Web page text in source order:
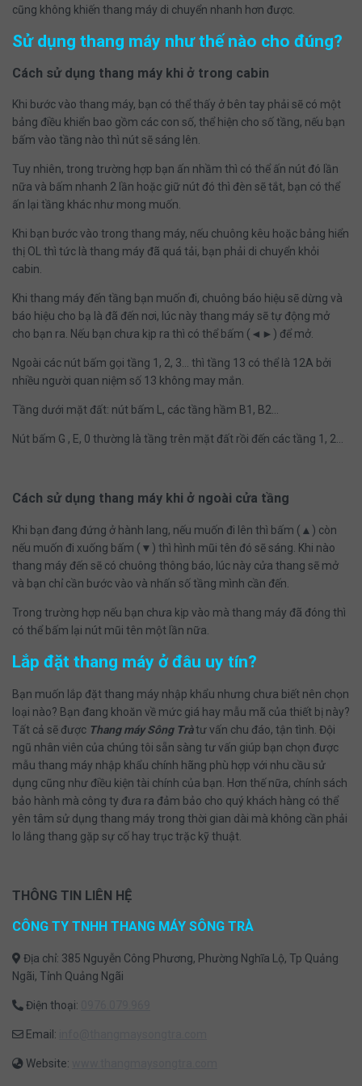
cũng không khiến thang máy di chuyển nhanh hơn được.
Sử dụng thang máy như thế nào cho đúng?
Cách sử dụng thang máy khi ở trong cabin
Khi bước vào thang máy, bạn có thể thấy ở bên tay phải sẽ có một
bảng điều khiển bao gồm các con số, thể hiện cho số tầng, nếu bạn
bấm vào tầng nào thì nút sẽ sáng lên.
Tuy nhiên, trong trường hợp bạn ấn nhầm thì có thể ấn nút đó lần
nữa và bấm nhanh 2 lần hoặc giữ nút đó thì đèn sẽ tắt, bạn có thể
ấn lại tầng khác như mong muốn.
Khi bạn bước vào trong thang máy, nếu chuông kêu hoặc bảng hiển
thị OL thì tức là thang máy đã quá tải, bạn phải di chuyển khỏi
cabin.
Khi thang máy đến tầng bạn muốn đi, chuông báo hiệu sẽ dừng và
báo hiệu cho bạ là đã đến nơi, lúc này thang máy sẽ tự động mở
cho bạn ra. Nếu bạn chưa kịp ra thì có thể bấm (◄►) để mở.
Ngoài các nút bấm gọi tầng 1, 2, 3… thì tầng 13 có thể là 12A bởi
nhiều người quan niệm số 13 không may mắn.
Tầng dưới mặt đất: nút bấm L, các tầng hầm B1, B2…
Nút bấm G , E, 0 thường là tầng trên mặt đất rồi đến các tầng 1, 2…
Cách sử dụng thang máy khi ở ngoài cửa tầng
Khi bạn đang đứng ở hành lang, nếu muốn đi lên thì bấm (▲) còn
nếu muốn đi xuống bấm (▼) thì hình mũi tên đó sẽ sáng. Khi nào
thang máy đến sẽ có chuông thông báo, lúc này cửa thang sẽ mở
và bạn chỉ cần bước vào và nhấn số tầng mình cần đến.
Trong trường hợp nếu bạn chưa kịp vào mà thang máy đã đóng thì
có thể bấm lại nút mũi tên một lần nữa.
Lắp đặt thang máy ở đâu uy tín?
Bạn muốn lắp đặt thang máy nhập khẩu nhưng chưa biết nên chọn
loại nào? Bạn đang khoăn về mức giá hay mẫu mã của thiết bị này?
Tất cả sẽ được Thang máy Sông Tràtư vấn chu đáo, tận tình. Đội
ngũ nhân viên của chúng tôi sẵn sàng tư vấn giúp bạn chọn được
mẫu thang máy nhập khẩu chính hãng phù hợp với nhu cầu sử
dụng cũng như điều kiện tài chính của bạn. Hơn thế nữa, chính sách
bảo hành mà công ty đưa ra đảm bảo cho quý khách hàng có thể
yên tâm sử dụng thang máy trong thời gian dài mà không cần phải
lo lắng thang gặp sự cố hay trục trặc kỹ thuật.
THÔNG TIN LIÊN HỆ
CÔNG TY TNHH THANG MÁY SÔNG TRÀ
Địa chỉ: 385 Nguyễn Công Phương, Phường Nghĩa Lộ, Tp Quảng
Ngãi, Tỉnh Quảng Ngãi
Điện thoại:
Email:
Website: